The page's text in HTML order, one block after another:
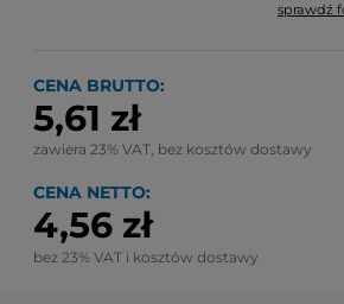
Cena nie zawiera ewentualnychsprawdź
CENA BRUTTO:
5,61 zł
zawiera 23% VAT, bez kosztów dostawy
CENA NETTO:
4,56 zł
bez 23% VAT i kosztów dostawy